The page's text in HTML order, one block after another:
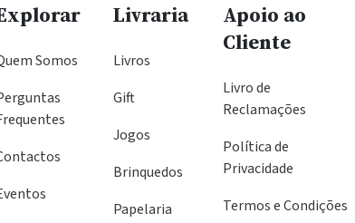
Somos
Livraria
Livros
Gift
Jogos
Brinquedos
Papelaria
Apoio ao
Cliente
Livro de
Reclamações
Política de
Privacidade
Termos e Condições